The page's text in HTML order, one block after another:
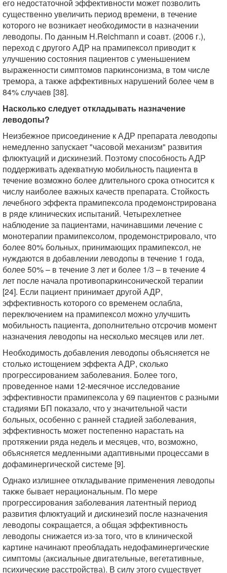
его недостаточной эффективности может позволить
существенно увеличить период времени, в течение
которого не возникает необходимости в назначении
леводопы. По данным H.Reichmann и соавт. (2006 г.),
переход с другого АДР на прамипексол приводит к
улучшению состояния пациентов с уменьшением
выраженности симптомов паркинсонизма, в том числе
тремора, а также аффективных нарушений более чем в
84% случаев [38].
Насколько следует откладывать назначение
леводопы?
Неизбежное присоединение к АДР препарата леводопы
немедленно запускает "часовой механизм" развития
флюктуаций и дискинезий. Поэтому способность АДР
поддерживать адекватную мобильность пациента в
течение возможно более длительного срока относится к
числу наиболее важных качеств препарата. Стойкость
лечебного эффекта прамипексола продемонстрирована
в ряде клинических испытаний. Четырехлетнее
наблюдение за пациентами, начинавшими лечение с
монотерапии прамипексолом, продемонстрировало, что
более 80% больных, принимающих прамипексол, не
нуждаются в добавлении леводопы в течение 1 года,
более 50% – в течение 3 лет и более 1/3 – в течение 4
лет после начала противопаркинсонической терапии
[24]. Если пациент принимает другой АДР,
эффективность которого со временем ослабла,
переключением на прамипексол можно улучшить
мобильность пациента, дополнительно отсрочив момент
назначения леводопы на несколько месяцев или лет.
Необходимость добавления леводопы объясняется не
столько истощением эффекта АДР, сколько
прогрессированием заболевания. Более того,
проведенное нами 12-месячное исследование
эффективности прамипексола у 69 пациентов с разными
стадиями БП показало, что у значительной части
больных, особенно с ранней стадией заболевания,
эффективность может постепенно нарастать на
протяжении ряда недель и месяцев, что, возможно,
объясняется медленными адаптивными процессами в
дофаминергической системе [9].
Однако излишнее откладывание применения леводопы
также бывает нерациональным. По мере
прогрессирования заболевания латентный период
развития флюктуаций и дискинезий после назначения
леводопы сокращается, а общая эффективность
леводопы снижается из-за того, что в клинической
картине начинают преобладать недофаминергические
симптомы (аксиальные двигательные, вегетативные,
психические расстройства). В силу этого существует